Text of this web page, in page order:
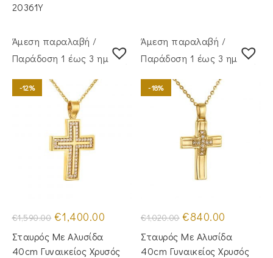
20361Y
Άμεση παραλαβή /
Παράδoση 1 έως 3 ημέρες
-12%
€1,590.00 Original
price
was:
€1,590.00.
€1,400.00 τρέχουσα
€1,400.00.
Σταυρός Με Αλυσίδα
40cm Γυναικείος Χρυσός
Άμεση παραλαβή /
Παράδoση 1 έως 3 ημέρες
-18%
€1,020.00 Original
price
was:
€1,020.00.
€840.00
τιμή
είναι:
€840.00.
Σταυρός Mε Aλυσίδα
40cm Γυναικείος Χρυσός